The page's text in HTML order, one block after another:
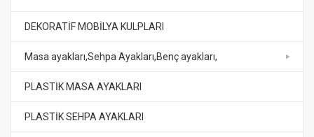
DEKORATİF MOBİLYA KULPLARI
Masa ayakları,Sehpa Ayakları,Benç ayakları,
PLASTİK MASA AYAKLARI
PLASTİK SEHPA AYAKLARI